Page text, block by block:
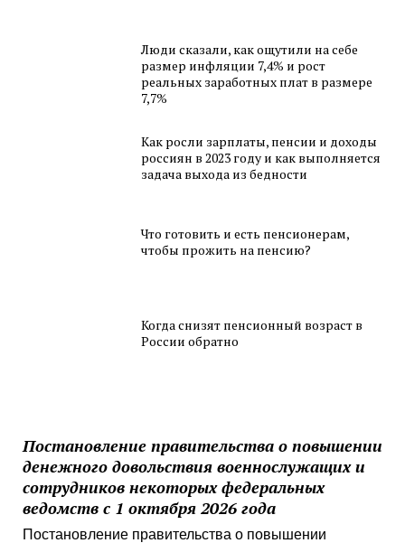
Люди сказали, как ощутили на себе
размер инфляции 7,4% и рост
реальных заработных плат в размере
7,7%
Как росли зарплаты, пенсии и доходы
россиян в 2023 году и как выполняется
задача выхода из бедности
Что готовить и есть пенсионерам,
чтобы прожить на пенсию?
Когда снизят пенсионный возраст в
России обратно
Постановление правительства о повышении
денежного довольствия военнослужащих и
сотрудников некоторых федеральных
ведомств с 1 октября 2026 года
Постановление правительства о повышении